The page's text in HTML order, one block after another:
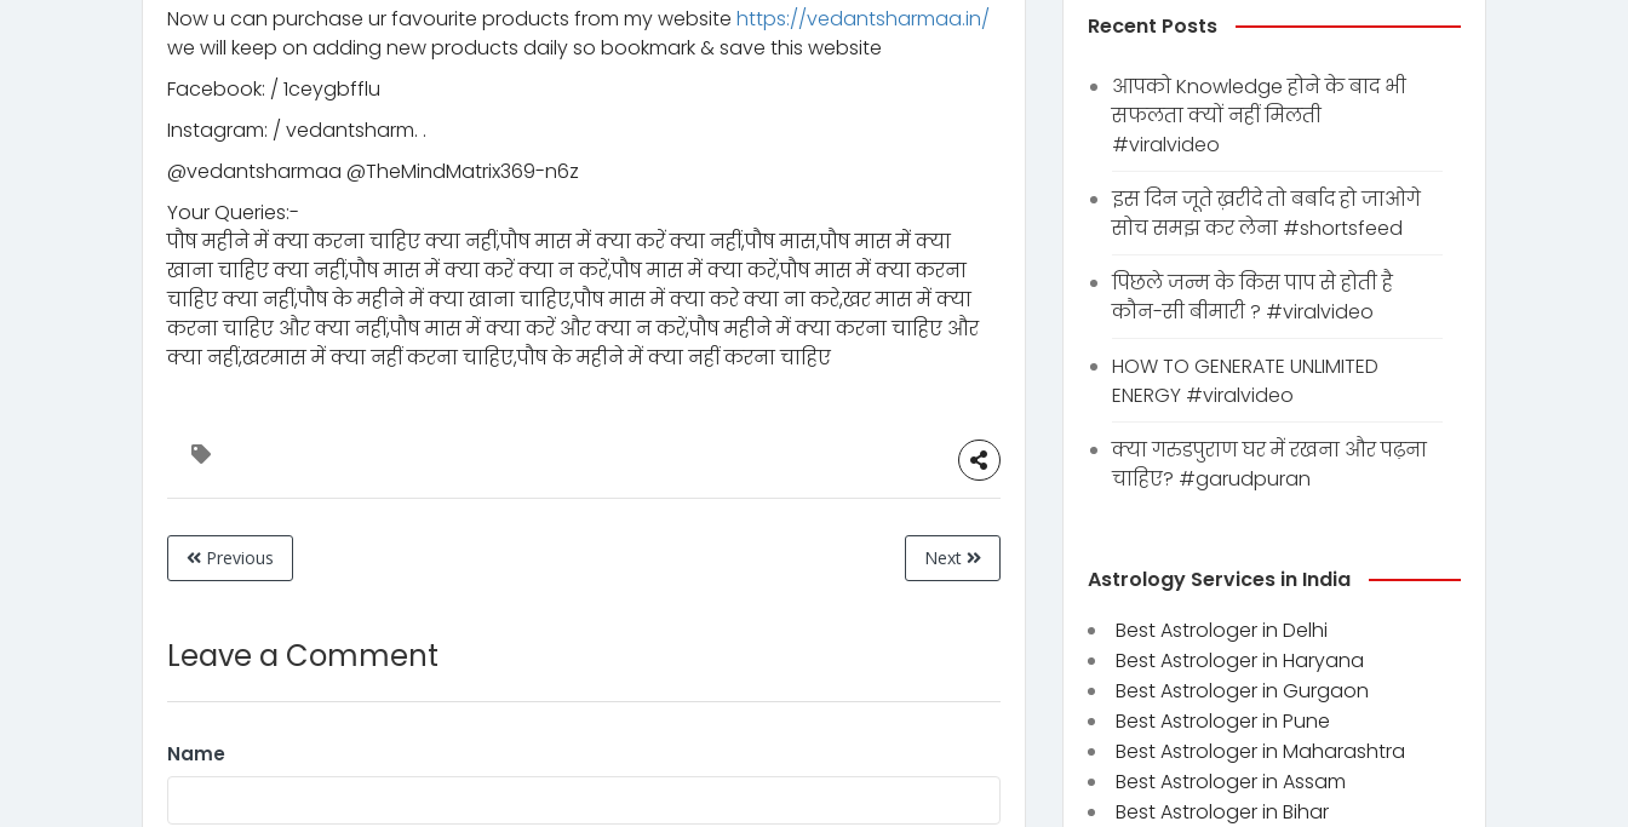
Now u can purchase ur favourite products from my website https://vedantsharmaa.in/
we will keep on adding new products daily so bookmark & save this website
Facebook: / 1ceygbfflu
Instagram: / vedantsharm. .
‪@vedantsharmaa‬ ‪@TheMindMatrix369-n6z‬
Your Queries:-
पौष महीने में क्या करना चाहिए क्या नहीं,पौष मास में क्या करें क्या नहीं,पौष मास,पौष मास में क्या
खाना चाहिए क्या नहीं,पौष मास में क्या करें क्या न करें,पौष मास में क्या करें,पौष मास में क्या करना
चाहिए क्या नहीं,पौष के महीने में क्या खाना चाहिए,पौष मास में क्या करे क्या ना करे,खर मास में क्या
करना चाहिए और क्या नहीं,पौष मास में क्या करें और क्या न करें,पौष महीने में क्या करना चाहिए और
क्या नहीं,खरमास में क्या नहीं करना चाहिए,पौष के महीने में क्या नहीं करना चाहिए
Previous Next
Leave a Comment
Name
Recent Posts
आपको Knowledge होने के बाद भी
सफलता क्यों नहीं मिलती
#viralvideo
इस दिन जूते ख़रीदे तो बर्बाद हो जाओगे
सोच समझ कर लेना #shortsfeed
पिछले जन्म के किस पाप से होती है
कौन-सी बीमारी ? #viralvideo
HOW TO GENERATE UNLIMITED
ENERGY #viralvideo
क्या गरुडपुराण घर में रखना और पढ़ना
चाहिए? #garudpuran
Astrology Services in India
Best Astrologer in Delhi
Best Astrologer in Haryana
Best Astrologer in Gurgaon
Best Astrologer in Pune
Best Astrologer in Maharashtra
Best Astrologer in Assam
Best Astrologer in Bihar